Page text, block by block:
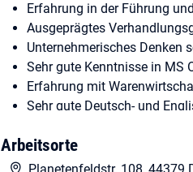
Erfahrung in der Führung
Ausgeprägtes
Unternehmerisches Denken
Sehr gute Kenntnisse in MS
Erfahrung mit
Sehr gute Deutsch- und
Wir bieten
Arbeitsorte